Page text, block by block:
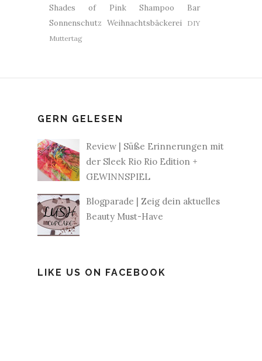
Shades of Pink
Shampoo Bar
Sonnenschutz Weihnachtsbäckerei
DIY
Muttertag
GERN GELESEN
Review | Süße Erinnerungen mit
der Sleek Rio Rio Edition +
GEWINNSPIEL
Blogparade | Zeig dein aktuelles
Beauty Must-Have
LIKE US ON FACEBOOK